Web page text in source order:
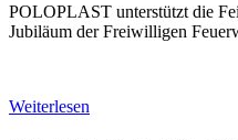
POLOPLAST unterstützt die
Jubiläum der Freiwilligen
Weiterlesen